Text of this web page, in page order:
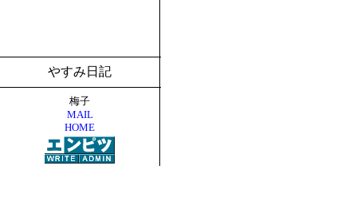
やすみ日記
梅子
MAIL
HOME